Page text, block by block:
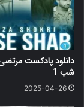
دانلود پادکست
شب 1
2025-04-26